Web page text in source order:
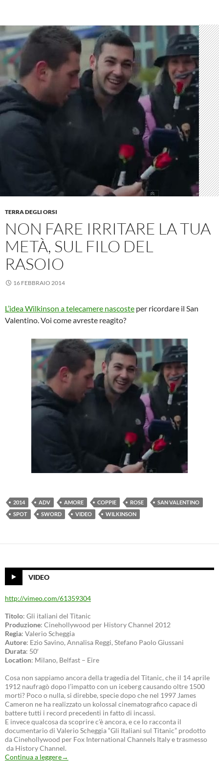
TERRA DEGLI ORSI
NON FARE IRRITARE LA TUA
METÀ, SUL FILO DEL
RASOIO
16 FEBBRAIO 2014
L’idea Wilkinson a telecamere nascoste per ricordare il San
Valentino. Voi come avreste reagito?
2014 ADV AMORE COPPIE ROSE
SAN VALENTINO
SPOT
SWORD VIDEO WILKINSON
VIDEO
http://vimeo.com/61359304
Titolo: Gli italiani del Titanic
Produzione: Cinehollywood per History Channel 2012
Regia: Valerio Scheggia
Autore: Ezio Savino, Annalisa Reggi, Stefano Paolo Giussani
Durata: 50′
Location: Milano, Belfast – Eire
Cosa non sappiamo ancora della tragedia del Titanic, che il 14 aprile
1912 naufragò dopo l’impatto con un iceberg causando oltre 1500
morti? Poco o nulla, si direbbe, specie dopo che nel 1997 James
Cameron ne ha realizzato un kolossal cinematografico capace di
battere tutti i record precedenti in fatto di incassi.
E invece qualcosa da scoprire c’è ancora, e ce lo racconta il
documentario di Valerio Scheggia “Gli Italiani sul Titanic” prodotto
da Cinehollywood per Fox International Channels Italy e trasmesso
da History Channel.
Continua a leggere→